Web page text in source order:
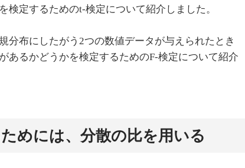
検定するためのt-検定について紹介しました。
分布にしたがう2つの数値データが与えられたとき
あるかどうかを検定するためのF-検定について紹介
めには、分散の比を用いる